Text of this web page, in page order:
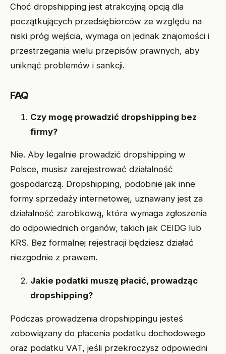
Choć dropshipping jest atrakcyjną opcją dla
początkujących przedsiębiorców ze względu na
niski próg wejścia, wymaga on jednak znajomości i
przestrzegania wielu przepisów prawnych, aby
uniknąć problemów i sankcji.
FAQ
Czy mogę prowadzić dropshipping bez
firmy?
Nie. Aby legalnie prowadzić dropshipping w
Polsce, musisz zarejestrować działalność
gospodarczą. Dropshipping, podobnie jak inne
formy sprzedaży internetowej, uznawany jest za
działalność zarobkową, która wymaga zgłoszenia
do odpowiednich organów, takich jak CEIDG lub
KRS. Bez formalnej rejestracji będziesz działać
niezgodnie z prawem.
Jakie podatki muszę płacić, prowadząc
dropshipping?
Podczas prowadzenia dropshippingu jesteś
zobowiązany do płacenia podatku dochodowego
oraz podatku VAT, jeśli przekroczysz odpowiedni